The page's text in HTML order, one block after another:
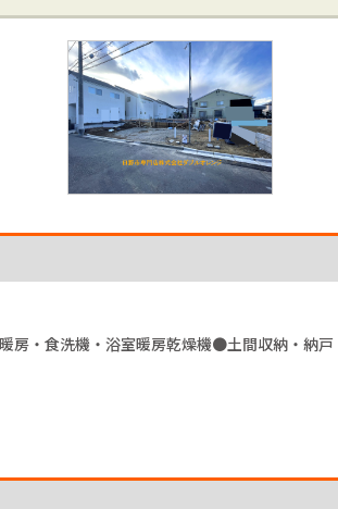
・食洗機・浴室暖房乾燥機●土間収納・納